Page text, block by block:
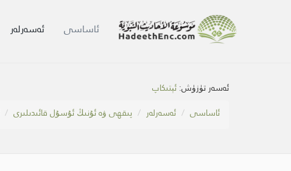
ئاساسى ئەسەرلەر
ئەسەر تۈزۈش:ئېتىكاپ
ئاساسى
ئەسەرلەر پىقھى ۋە ئۇنىڭ ئۇسۇل قائىدىلىرى